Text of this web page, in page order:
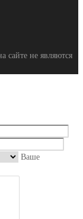
сайте не являются
Ваше